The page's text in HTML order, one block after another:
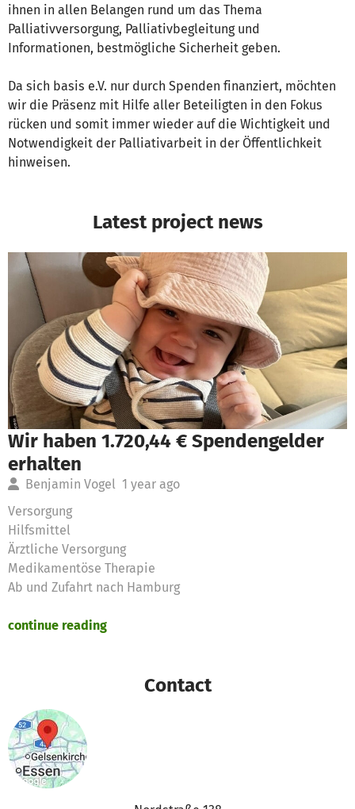
ihnen in allen Belangen rund um das Thema
Palliativversorgung, Palliativbegleitung und
Informationen, bestmögliche Sicherheit geben.
Da sich basis e.V. nur durch Spenden finanziert, möchten
wir die Präsenz mit Hilfe aller Beteiligten in den Fokus
rücken und somit immer wieder auf die Wichtigkeit und
Notwendigkeit der Palliativarbeit in der Öffentlichkeit
hinweisen.
Latest project news
Wir haben 1.720,44 € Spendengelder
erhalten
Benjamin Vogel 1 year ago
Versorgung
Hilfsmittel
Ärztliche Versorgung
Medikamentöse Therapie
Ab und Zufahrt nach Hamburg
continue reading
Contact